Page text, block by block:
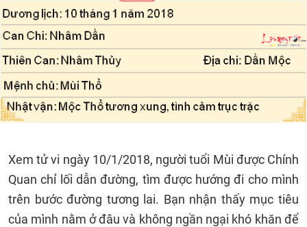
Xem tử vi ngày 10/1/2018, người tuổi Mùi được Chính
Quan chỉ lối dẫn đường, tìm được hướng đi cho mình
trên bước đường tương lai. Bạn nhận thấy mục tiêu
của mình nằm ở đâu và không ngần ngại khó khăn để